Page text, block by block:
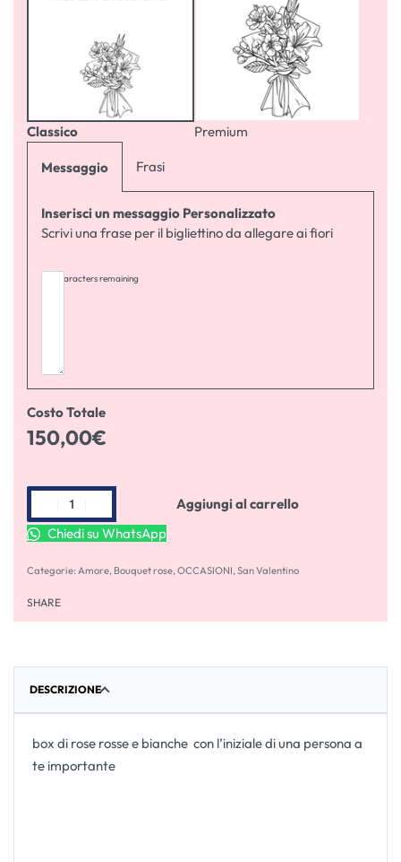
Classico Premium
Messaggio Frasi
Inserisci un messaggio Personalizzato
Scrivi una frase per il bigliettino da allegare ai fiori
characters remaining
Costo Totale
150,00€
Aggiungi al carrello
Chiedi su WhatsApp
Categorie: Amore, Bouquet rose, OCCASIONI, San Valentino
SHARE
DESCRIZIONE
box di rose rosse e bianche con l’iniziale di una persona a
te importante